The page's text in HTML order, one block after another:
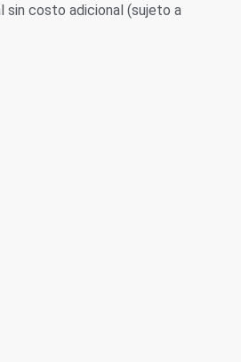
sin costo adicional (sujeto a